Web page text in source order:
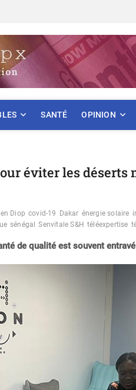
SANTÉ OPINION
éviter les déserts
Diop covid-19 Dakar énergie solaire
sénégal Senvitale S&H téléexpertise
de qualité est souvent